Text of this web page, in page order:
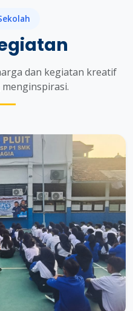
dan kegiatan kreatif